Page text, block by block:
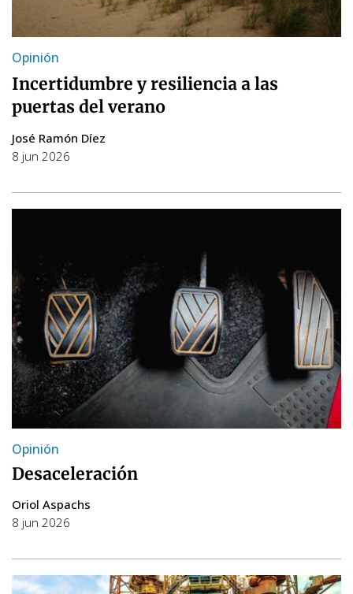
Opinión
Incertidumbre y resiliencia a las
puertas del verano
José Ramón Díez
8 jun 2026
Opinión
Desaceleración
Oriol Aspachs
8 jun 2026